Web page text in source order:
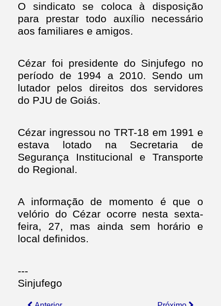
O sindicato se coloca à disposição
para prestar todo auxílio necessário
aos familiares e amigos.
Cézar foi presidente do Sinjufego no
período de 1994 a 2010. Sendo um
lutador pelos direitos dos servidores
do PJU de Goiás.
Cézar ingressou no TRT-18 em 1991 e
estava lotado na Secretaria de
Segurança Institucional e Transporte
do Regional.
A informação de momento é que o
velório do Cézar ocorre nesta sexta-
feira, 27, mas ainda sem horário e
local definidos.
---
Sinjufego